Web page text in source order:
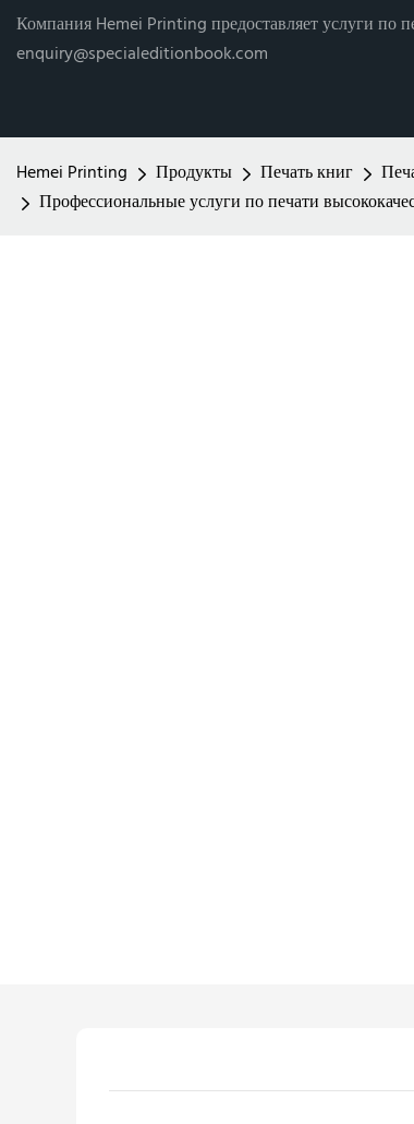
Компания Hemei Printing предоставляет услуги по
enquiry@specialeditionbook.com
Hemei Printing Продукты Печать книг
Профессиональные услуги по печати